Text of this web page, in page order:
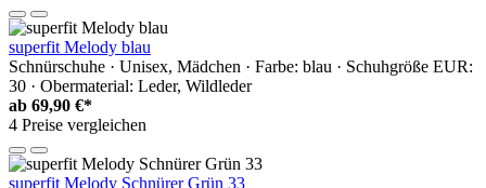
superfit Melody blau
Schnürschuhe · Unisex, Mädchen · Farbe: blau · Schuhgröße EUR:
30 · Obermaterial: Leder, Wildleder
ab 69,90 €*
4 Preise vergleichen
superfit Melody Schnürer Grün 33